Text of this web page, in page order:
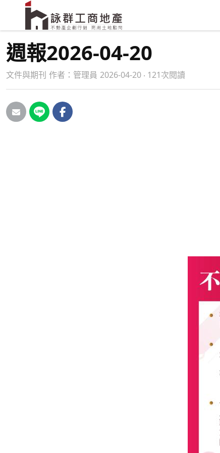
週報2026-04-20
文件與期刊 作者： 管理員 2026-04-20 ‧ 121次閱讀